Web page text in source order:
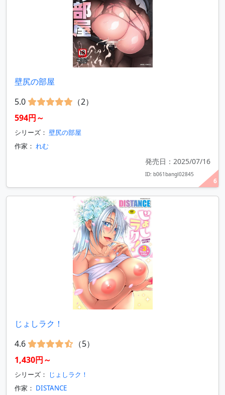
6
壁尻の部屋
5.0
（2）
594円～
シリーズ： 壁尻の部屋
作家： れむ
発売日：2025/07/16
ID: b061bangl02845
じょしラク！
4.6
（5）
1,430円～
シリーズ：
じょしラク！
作家： DISTANCE